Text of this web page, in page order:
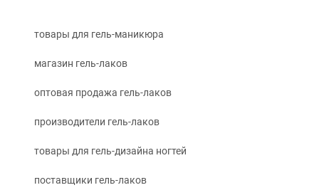
товары для гель-маникюра
магазин гель-лаков
оптовая продажа гель-лаков
производители гель-лаков
товары для гель-дизайна ногтей
поставщики гель-лаков